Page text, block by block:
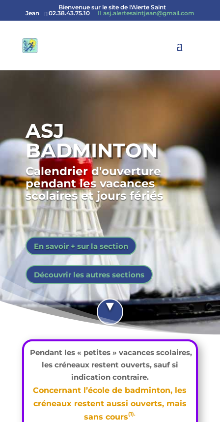
Bienvenue sur le site de l'Alerte Saint
Jean
02.38.43.75.10 asj.alertesaintjean@gmail.com
ASJ
BADMINTON
Calendrier d'ouverture
pendant les vacances
scolaires et jours fériés
En savoir + sur la section
Découvrir les autres sections
Pendant les « petites » vacances scolaires,
les créneaux restent ouverts, sauf si
indication contraire.
Concernant l’école de badminton, les
créneaux restent aussi ouverts, mais
sans cours(1).